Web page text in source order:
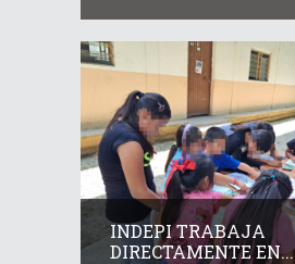
INDEPI TRABAJA
DIRECTAMENTE EN...